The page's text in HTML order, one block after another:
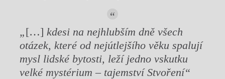
„[…] kdesi na nejhlubším dně všech
otázek, které od nejútlejšího věku spalují
mysl lidské bytosti, leží jedno vskutku
velké mystérium – tajemství Stvoření“